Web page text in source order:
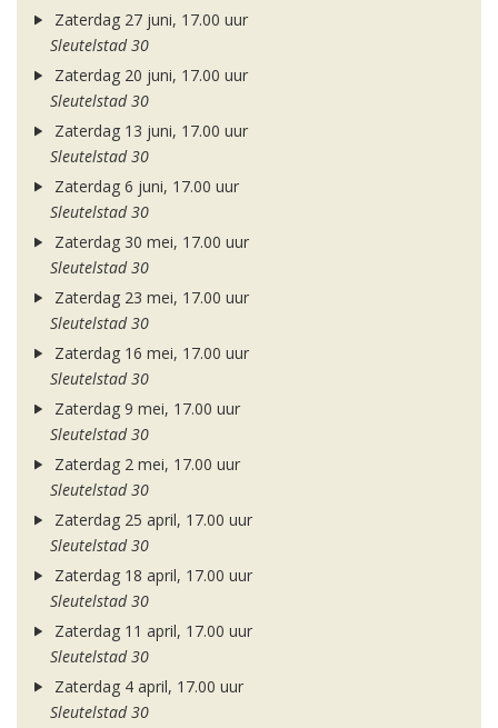
Zaterdag 27 juni, 17.00 uur
Sleutelstad 30
Zaterdag 20 juni, 17.00 uur
Sleutelstad 30
Zaterdag 13 juni, 17.00 uur
Sleutelstad 30
Zaterdag 6 juni, 17.00 uur
Sleutelstad 30
Zaterdag 30 mei, 17.00 uur
Sleutelstad 30
Zaterdag 23 mei, 17.00 uur
Sleutelstad 30
Zaterdag 16 mei, 17.00 uur
Sleutelstad 30
Zaterdag 9 mei, 17.00 uur
Sleutelstad 30
Zaterdag 2 mei, 17.00 uur
Sleutelstad 30
Zaterdag 25 april, 17.00 uur
Sleutelstad 30
Zaterdag 18 april, 17.00 uur
Sleutelstad 30
Zaterdag 11 april, 17.00 uur
Sleutelstad 30
Zaterdag 4 april, 17.00 uur
Sleutelstad 30